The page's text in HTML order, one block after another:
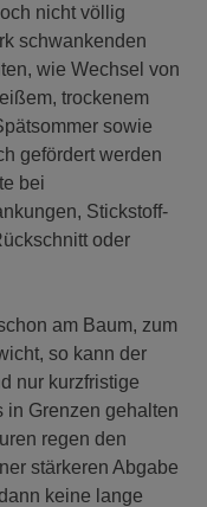
nicht völlig
schwankenden
wie Wechsel von
trockenem
sowie
gefördert werden
bei
Stickstoff-
oder
am Baum, zum
so kann der
nur kurzfristige
in Grenzen gehalten
regen den
stärkeren Abgabe
keine lange